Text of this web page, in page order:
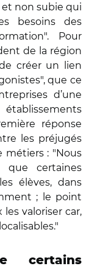
non subie qui
besoins des
Pour
de la région
créer un lien
que ce
d’une
réponse
les préjugés
: "Nous
que certaines
élèves, dans
; le point
valoriser car,
certains